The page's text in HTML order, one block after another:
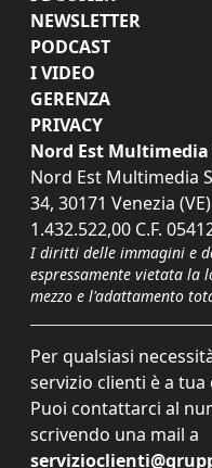
NEWSLETTER
PODCAST
I VIDEO
GERENZA
PRIVACY
Nord Est Multimedia
Nord Est Multimedia
34, 30171 Venezia
1.432.522,00 C.F.
I diritti delle immagini e
espressamente vietata la
mezzo e l'adattamento
Per qualsiasi
servizio clienti è a
Puoi contattarci al
scrivendo una mail a